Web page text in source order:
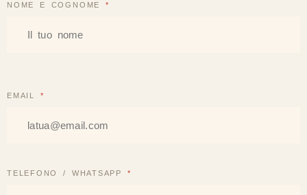
NOME E COGNOME *
EMAIL *
TELEFONO / WHATSAPP *